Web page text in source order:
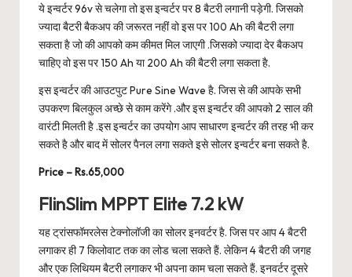
ये इन्वर्टर 96v से चलेगा तो इस इन्वर्टर पर 8 बैटरी लगानी पड़ेगी. जिसको
ज्यादा बैटरी बैकअप की जरूरत नहीं वो इस पर 100 Ah की बैटरी लगा
सकता है जो की आपको कम कीमत मिल जाएगी .जिसको ज्यादा देर बैकअप
चाहिए वो इस पर 150 Ah या 200 Ah की बैटरी लगा सकता है.
इस इन्वर्टर की आउटपुट Pure Sine Wave है. जिस से की आपके सभी
उपकरण बिलकुल अच्छे से काम करेंगे .और इस इन्वर्टर की आपको 2 साल की
वारंटी मिलती है .इस इन्वर्टर का उपयोग आप साधारण इन्वर्टर की तरह भी कर
सकते है और बाद में सोलर पैनल लगा सकते इसे सोलर इन्वर्टर बना सकते है.
Price – Rs.65,000
FlinSlim MPPT Elite 7.2 kW
यह ट्रांसफॉमरलेस टेक्नोलॉजी का सोलर इनवर्टर है. जिस पर आप 4 बैटरी
लगाकर ही 7 किलोवाट तक का लोड चला सकते हैं. लेकिन 4 बैटरी की जगह
और एक लिथियम बैटरी लगाकर भी अपना काम चला सकते हैं. इनवर्टर दूसरे